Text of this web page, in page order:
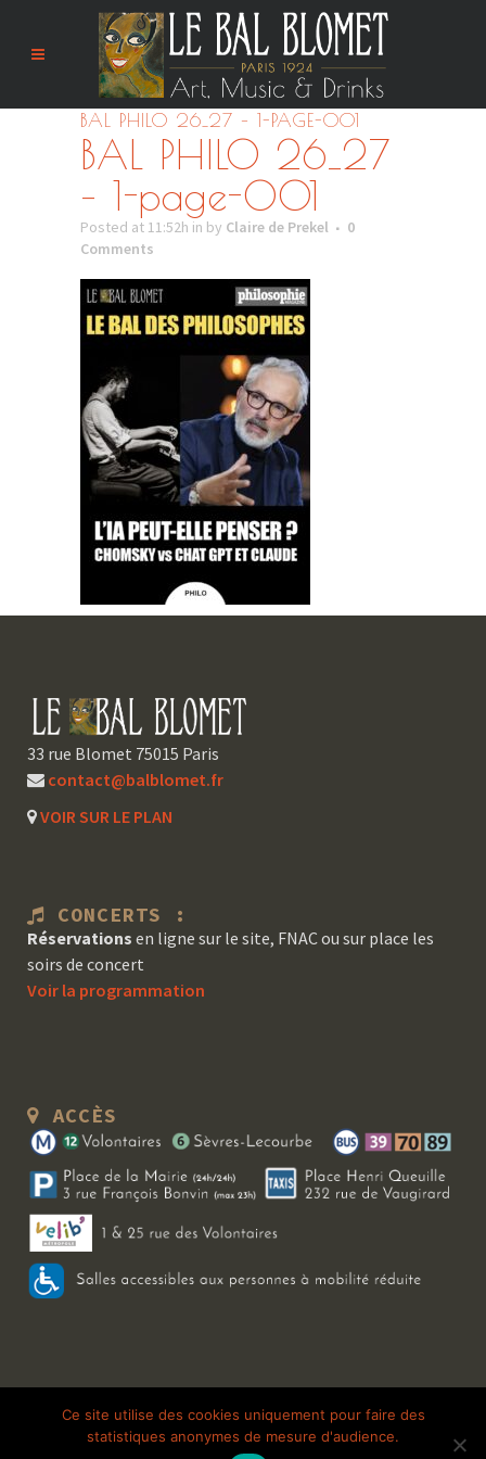
BAL PHILO 26_27 – 1-PAGE-001
BAL PHILO 26_27
– 1-page-001
Posted at 11:52h in by Claire de Prekel
0
Comments
33 rue Blomet 75015 Paris
contact@balblomet.fr
VOIR SUR LE PLAN
CONCERTS :
Réservations en ligne sur le site, FNAC ou sur place les
soirs de concert
Voir la programmation
ACCÈS
Copyright 2026 Le Bal Blomet | Tous droits réservés | Mentions légales
Galerie photo
Ce site utilise des cookies uniquement pour faire des
statistiques anonymes de mesure d'audience.